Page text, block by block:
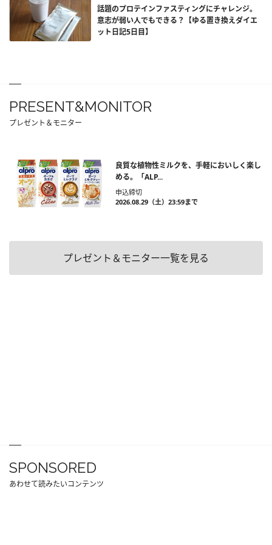
話題のプロテインファスティングにチャレンジ。
意志が弱い人でもできる？【ゆる置き換えダイエ
ット日記5日目】
PRESENT&MONITOR
プレゼント＆モニター
良質な植物性ミルクを、手軽においしく楽し
める。「ALP...
申込締切
2026.08.29（土）23:59まで
プレゼント＆モニター一覧を見る
SPONSORED
あわせて読みたいコンテンツ